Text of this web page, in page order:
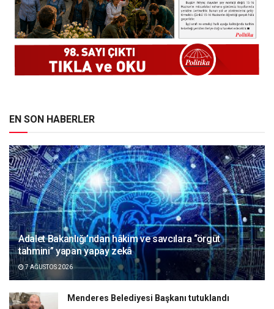
EN SON HABERLER
Adalet Bakanlığı’ndan hâkim ve savcılara “örgüt
tahmini” yapan yapay zekâ
7 AĞUSTOS 2026
Menderes Belediyesi Başkanı tutuklandı